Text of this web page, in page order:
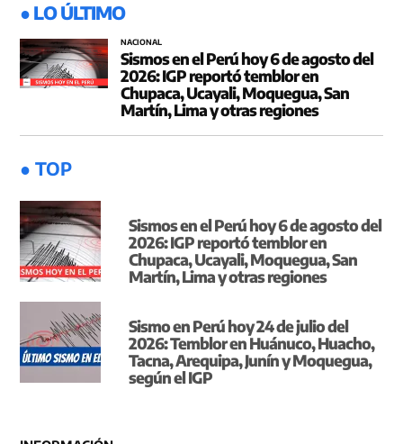
● LO ÚLTIMO
NACIONAL
Sismos en el Perú hoy 6 de agosto del
2026: IGP reportó temblor en
Chupaca, Ucayali, Moquegua, San
Martín, Lima y otras regiones
● TOP
Sismos en el Perú hoy 6 de agosto del
2026: IGP reportó temblor en
Chupaca, Ucayali, Moquegua, San
Martín, Lima y otras regiones
Sismo en Perú hoy 24 de julio del
2026: Temblor en Huánuco, Huacho,
Tacna, Arequipa, Junín y Moquegua,
según el IGP